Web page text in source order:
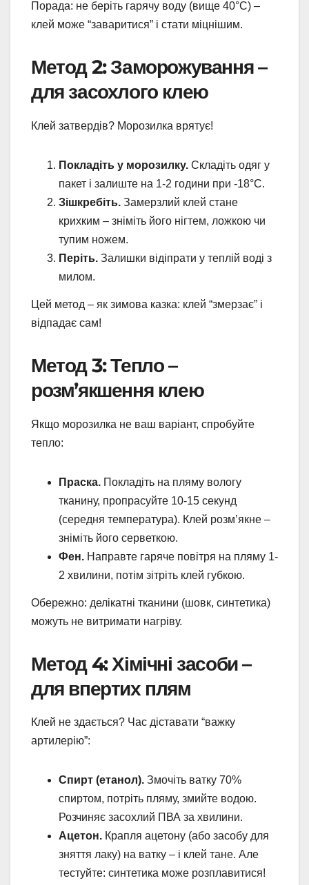
Порада: не беріть гарячу воду (вище 40°C) –
клей може “заваритися” і стати міцнішим.
Метод 2: Заморожування –
для засохлого клею
Клей затвердів? Морозилка врятує!
Покладіть у морозилку. Складіть одяг у
пакет і залиште на 1-2 години при -18°C.
Зішкребіть. Замерзлий клей стане
крихким – зніміть його нігтем, ложкою чи
тупим ножем.
Періть. Залишки відіпрати у теплій воді з
милом.
Цей метод – як зимова казка: клей “змерзає” і
відпадає сам!
Метод 3: Тепло –
розм’якшення клею
Якщо морозилка не ваш варіант, спробуйте
тепло:
Праска. Покладіть на пляму вологу
тканину, пропрасуйте 10-15 секунд
(середня температура). Клей розм’якне –
зніміть його серветкою.
Фен. Направте гаряче повітря на пляму 1-
2 хвилини, потім зітріть клей губкою.
Обережно: делікатні тканини (шовк, синтетика)
можуть не витримати нагріву.
Метод 4: Хімічні засоби –
для впертих плям
Клей не здається? Час діставати “важку
артилерію”:
Спирт (етанол). Змочіть ватку 70%
спиртом, потріть пляму, змийте водою.
Розчиняє засохлий ПВА за хвилини.
Ацетон. Крапля ацетону (або засобу для
зняття лаку) на ватку – і клей тане. Але
тестуйте: синтетика може розплавитися!